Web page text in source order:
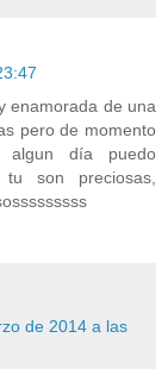
enamorada de una
pero de momento
día puedo
son preciosas,
de 2014 a las